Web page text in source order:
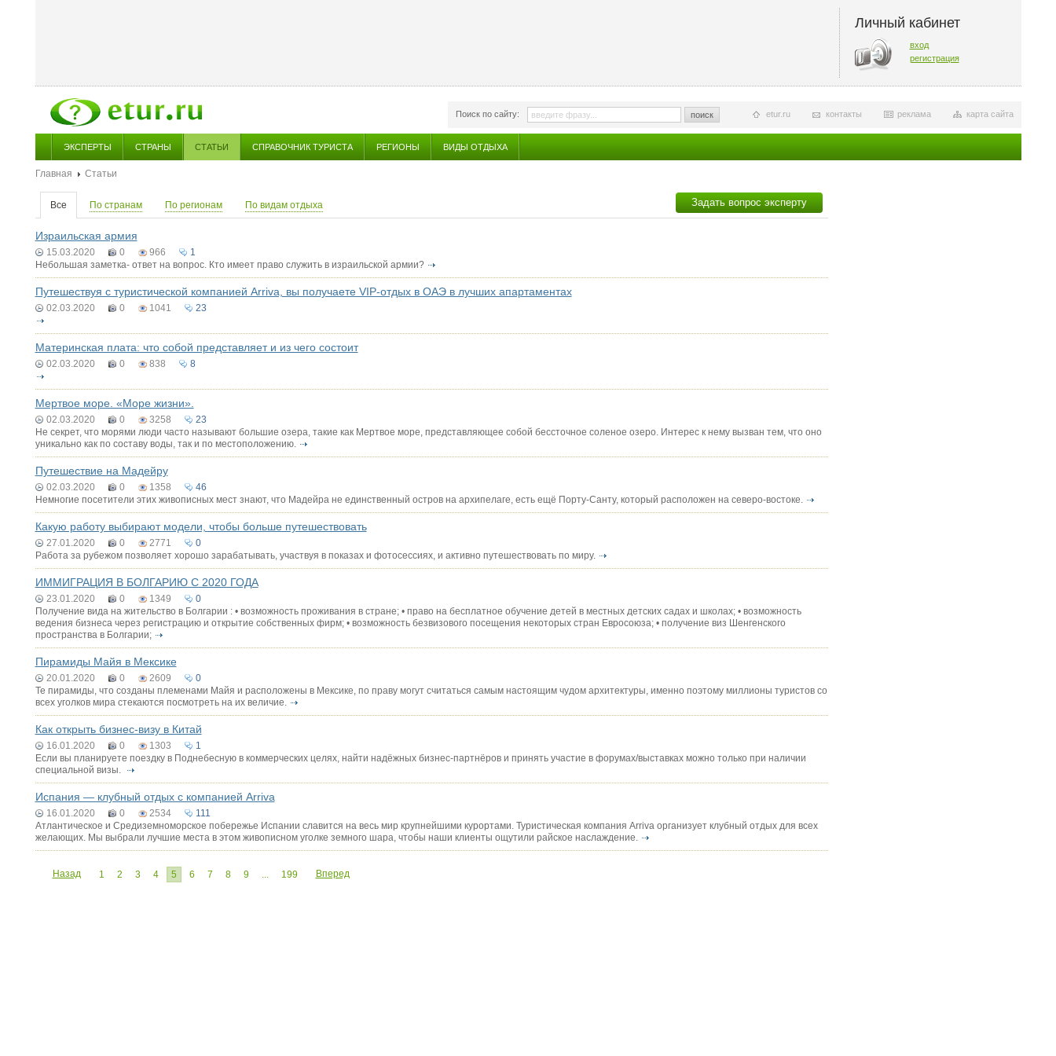
Личный кабинет
вход
регистрация
Поиск по сайту: поиск карта сайта
реклама
контакты
etur.ru
ЭКСПЕРТЫ СТРАНЫ СТАТЬИ СПРАВОЧНИК ТУРИСТА РЕГИОНЫ ВИДЫ ОТДЫХА
Главная Статьи
Все По странам По регионам По видам отдыха Задать вопрос эксперту
Израильская армия
15.03.2020 0 966
1
Небольшая заметка- ответ на вопрос. Кто имеет право служить в израильской армии?
Путешествуя с туристической компанией Arriva, вы получаете VIP-отдых в ОАЭ в лучших апартаментах
02.03.2020 0 1041 23
Материнская плата: что собой представляет и из чего состоит
02.03.2020 0 838 8
Мертвое море. «Моpe жизни».
02.03.2020 0 3258
23
Не секрет, что морями люди часто называют большие озера, такие как Мертвое море, представляющее собой бессточное соленое озеро. Интерес к нему вызван тем, что оно
уникально как по составу воды, так и по местоположению.
Путешествие на Мадейру
02.03.2020 0 1358
46
Немногие посетители этих живописных мест знают, что Мадейра не единственный остров на архипелаге, есть ещё Порту-Санту, который расположен на северо-востоке.
Какую работу выбирают модели, чтобы больше путешествовать
27.01.2020 0 2771
0
Работа за рубежом позволяет хорошо зарабатывать, участвуя в показах и фотосессиях, и активно путешествовать по миру.
ИММИГРАЦИЯ В БОЛГАРИЮ С 2020 ГОДА
23.01.2020 0 1349
0
Получение вида на жительство в Болгарии : • возможность проживания в стране; • право на бесплатное обучение детей в местных детских садах и школах; • возможность
ведения бизнеса через регистрацию и открытие собственных фирм; • возможность безвизового посещения некоторых стран Евросоюза; • получение виз Шенгенского
пространства в Болгарии;
Пирамиды Майя в Мексике
20.01.2020 0 2609
0
Те пирамиды, что созданы племенами Майя и расположены в Мексике, по праву могут считаться самым настоящим чудом архитектуры, именно поэтому миллионы туристов со
всех уголков мира стекаются посмотреть на их величие.
Как открыть бизнес-визу в Китай
16.01.2020 0 1303
1
Если вы планируете поездку в Поднебесную в коммерческих целях, найти надёжных бизнес-партнёров и принять участие в форумах/выставках можно только при наличии
специальной визы.
Испания — клубный отдых с компанией Arriva
16.01.2020 0 2534
111
Атлантическое и Средиземноморское побережье Испании славится на весь мир крупнейшими курортами. Туристическая компания Arriva организует клубный отдых для всех
желающих. Мы выбрали лучшие места в этом живописном уголке земного шара, чтобы наши клиенты ощутили райское наслаждение.
Назад 1 2 3 4 5 6 7 8 9 ... 199 Вперед